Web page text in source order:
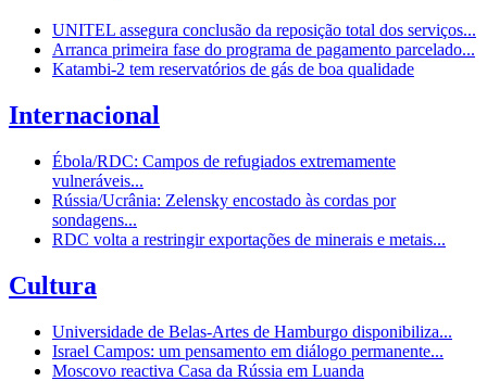
UNITEL assegura conclusão da reposição total dos serviços...
Arranca primeira fase do programa de pagamento parcelado...
Katambi-2 tem reservatórios de gás de boa qualidade
Internacional
Ébola/RDC: Campos de refugiados extremamente
vulneráveis...
Rússia/Ucrânia: Zelensky encostado às cordas por
sondagens...
RDC volta a restringir exportações de minerais e metais...
Cultura
Universidade de Belas-Artes de Hamburgo disponibiliza...
Israel Campos: um pensamento em diálogo permanente...
Moscovo reactiva Casa da Rússia em Luanda